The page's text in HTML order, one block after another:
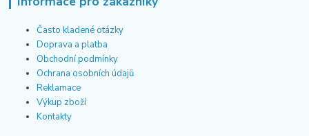
Často kladené otázky
Doprava a platba
Obchodní podmínky
Ochrana osobních údajů
Reklamace
Výkup zboží
Kontakty